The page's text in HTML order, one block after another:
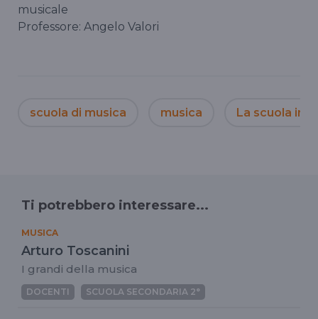
musicale
Professore: Angelo Valori
scuola di musica musica La scuola in
Ti potrebbero interessare...
MUSICA
Arturo Toscanini
I grandi della musica
DOCENTI SCUOLA SECONDARIA 2°